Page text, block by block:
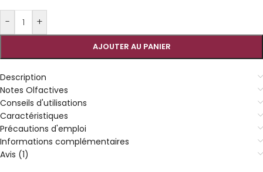
- +
AJOUTER AU PANIER
Description
Notes Olfactives
Conseils d'utilisations
Caractéristiques
Précautions d'emploi
Informations complémentaires
Avis (1)